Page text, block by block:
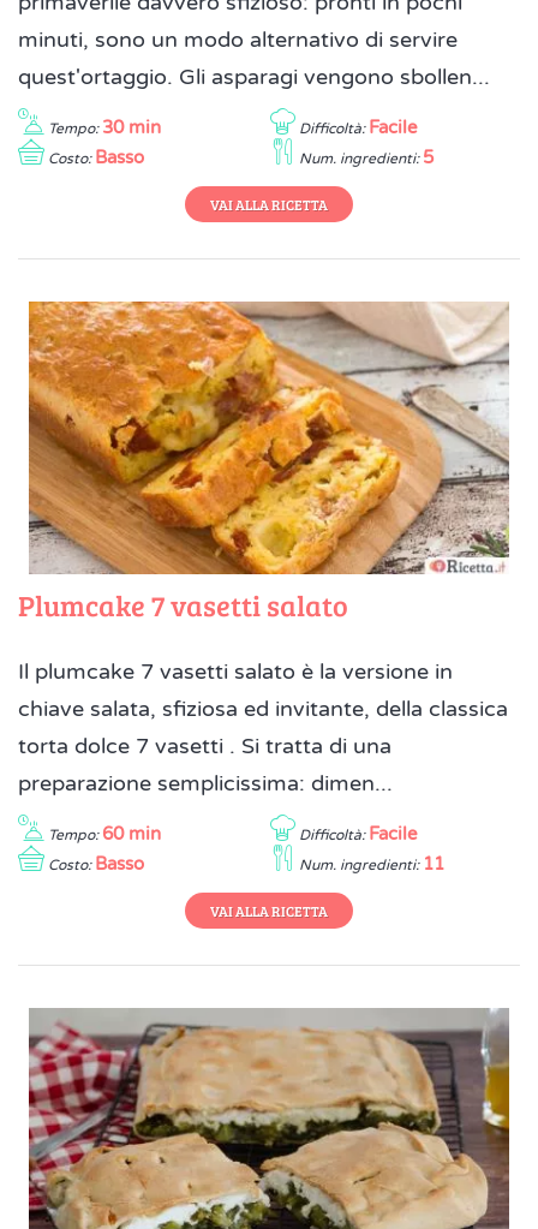
minuti, sono un modo alternativo di servire
quest'ortaggio. Gli asparagi vengono sbollen...
Tempo: 30 min Difficoltà: Facile
Costo: Basso Num. ingredienti: 5
VAI ALLA RICETTA
Plumcake 7 vasetti salato
Il plumcake 7 vasetti salato è la versione in
chiave salata, sfiziosa ed invitante, della classica
torta dolce 7 vasetti . Si tratta di una
preparazione semplicissima: dimen...
Tempo: 60 min Difficoltà: Facile
Costo: Basso Num. ingredienti: 11
VAI ALLA RICETTA